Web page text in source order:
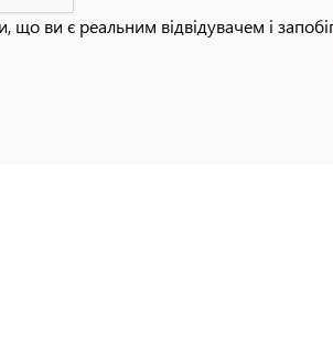
ви є реальним відвідувачем і